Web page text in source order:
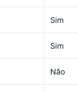
Sim
Sim
Não